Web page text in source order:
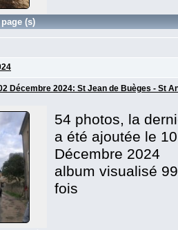
(s)
Décembre 2024: St Jean de Buèges - St
54 photos, la
a été ajoutée le 10
Décembre 2024
album visualisé 99
fois